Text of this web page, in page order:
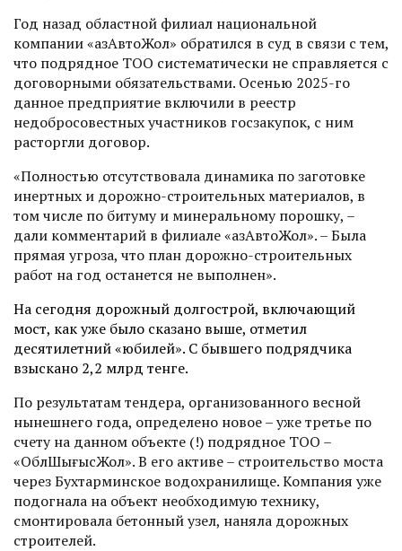
Год назад областной филиал национальной
компании «ҚазАвтоЖол» обратился в суд в связи с тем,
что подрядное ТОО систематически не справляется с
договорными обязательствами. Осенью 2025-го
данное предприя­тие включили в реестр
недобросовестных участников госзакупок, с ним
расторгли договор.
«Полностью отсутствовала динамика по заготовке
инерт­ных и дорожно-строительных материалов, в
том числе по битуму и минеральному порошку, –
дали комментарий в филиале «ҚазАвтоЖол». – Была
прямая угроза, что план дорожно-строи­тельных
работ на год останется не выполнен».
На сегодня дорожный долгострой, включающий
мост, как уже было сказано выше, отметил
десятилетний «юбилей». С бывшего подрядчика
взыскано 2,2 млрд тенге.
По результатам тендера, организованного весной
нынешнего года, определено новое – уже третье по
счету на данном объекте (!) подрядное ТОО –
«ОблШығысЖол». В его активе – строительство моста
через Бухтарминское водохранилище. Компания уже
подогнала на объект необходимую технику,
смонтировала бетонный узел, наняла дорожных
строителей.